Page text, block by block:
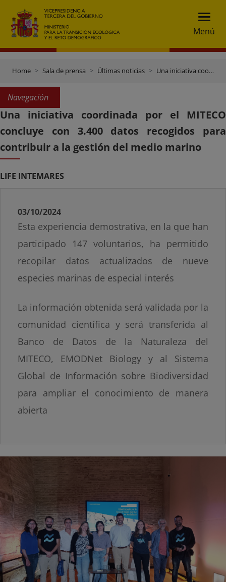
Menú
Home Sala de prensa Últimas noticias Una iniciativa coordinada por el MITECO concluye con 3.400 datos recogidos para contribuir a la gestión del medio marino
Navegación
Una iniciativa coordinada por el MITECO
concluye con 3.400 datos recogidos para
contribuir a la gestión del medio marino
LIFE INTEMARES
03/10/2024
Esta experiencia demostrativa, en la que han
participado 147 voluntarios, ha permitido
recopilar datos actualizados de nueve
especies marinas de especial interés
La información obtenida será validada por la
comunidad científica y será transferida al
Banco de Datos de la Naturaleza del
MITECO, EMODNet Biology y al Sistema
Global de Información sobre Biodiversidad
para ampliar el conocimiento de manera
abierta